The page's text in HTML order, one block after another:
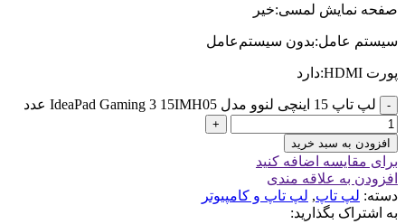
صفحه نمایش لمسی:خیر
سیستم عامل:بدون سیستم‌عامل
پورت HDMI:دارد
لپ تاپ 15 اینچی لنوو مدل IdeaPad Gaming 3 15IMH05 عدد
افزودن به سبد خرید
برای مقایسه اضافه کنید
افزودن به علاقه مندی
دسته: لپ تاپ, لپ تاپ و کامپیوتر
به اشتراک بگذارید: